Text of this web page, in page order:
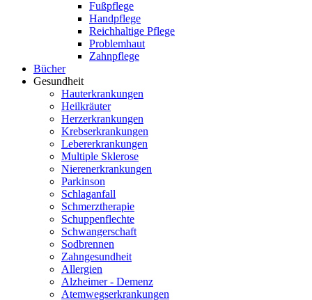
Fußpflege
Handpflege
Reichhaltige Pflege
Problemhaut
Zahnpflege
Bücher
Gesundheit
Hauterkrankungen
Heilkräuter
Herzerkrankungen
Krebserkrankungen
Lebererkrankungen
Multiple Sklerose
Nierenerkrankungen
Parkinson
Schlaganfall
Schmerztherapie
Schuppenflechte
Schwangerschaft
Sodbrennen
Zahngesundheit
Allergien
Alzheimer - Demenz
Atemwegserkrankungen